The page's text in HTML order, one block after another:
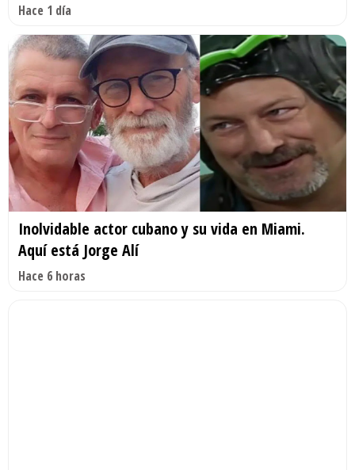
Hace 1 día
Inolvidable actor cubano y su vida en Miami.
Aquí está Jorge Alí
Hace 6 horas